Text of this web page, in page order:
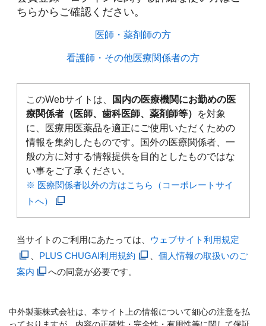
ちらからご確認ください。​
医師・薬剤師の方​
看護師・その他医療関係者の方​
このWebサイトは、
国内の医療機関にお勤めの医
療関係者（医師、歯科医師、薬剤師等）
を対象
に、医療用医薬品を適正にご使用いただくための
情報を集約したものです。国外の医療関係者、一
般の方に対する情報提供を目的としたものではな
い事をご了承ください。
※ 医療関係者以外の方はこちら（コーポレートサイ
トへ）
当サイトのご利用にあたっては、 ウェブサイト利用規定
PLUS CHUGAI利用規約
個人情報の取扱いのご
案内
への同意が必要です。
中外製薬株式会社は、本サイト上の情報について細心の注意を払
っておりますが、内容の正確性・完全性・有用性等に関して保証